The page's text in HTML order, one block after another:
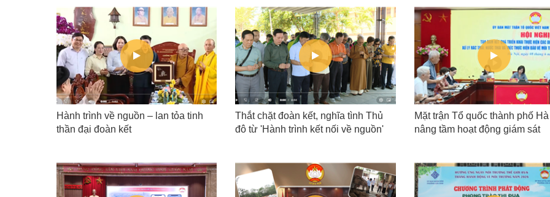
Hành trình về nguồn – lan tỏa tinh
thần đại đoàn kết
Thắt chặt đoàn kết, nghĩa tình Thủ
đô từ 'Hành trình kết nối về nguồn'
Mặt trận Tổ quốc thành phố
nâng tầm hoạt động giám sát